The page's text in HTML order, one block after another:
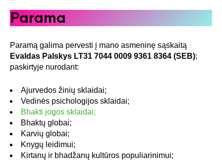
Parama
Paramą galima pervesti į mano asmeninę sąskaitą
Evaldas Palskys LT31 7044 0009 9361 8364 (SEB);
paskirtyje nurodant:
Ajurvedos žinių sklaidai;
Vedinės psichologijos sklaidai;
Bhakti jogos sklaidai;
Bhaktų globai;
Karvių globai;
Knygų leidimui;
Kirtanų ir bhadžanų kultūros populiarinimui;